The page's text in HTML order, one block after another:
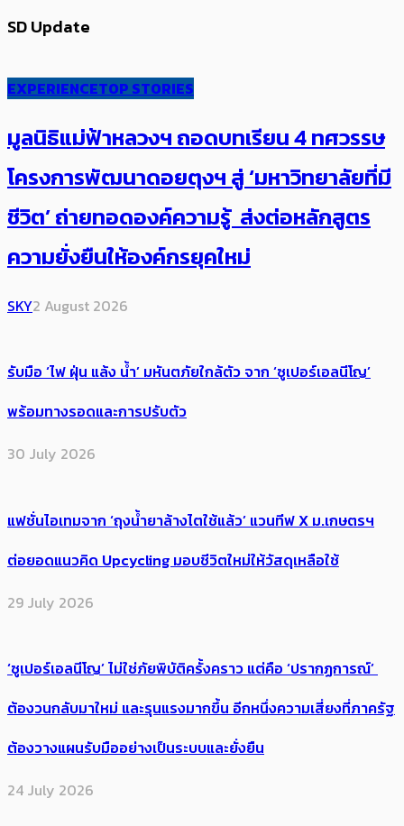
SD Update
EXPERIENCETOP STORIES
มูลนิธิแม่ฟ้าหลวงฯ ถอดบทเรียน 4 ทศวรรษ
โครงการพัฒนาดอยตุงฯ สู่ ‘มหาวิทยาลัยที่มี
ชีวิต’ ถ่ายทอดองค์ความรู้ ส่งต่อหลักสูตร
ความยั่งยืนให้องค์กรยุคใหม่
SKY2 August 2026
รับมือ ‘ไฟ ฝุ่น แล้ง น้ำ’ มหันตภัยใกล้ตัว จาก ‘ซูเปอร์เอลนีโญ’
พร้อมทางรอดและการปรับตัว
30 July 2026
แฟชั่นไอเทมจาก ‘ถุงน้ำยาล้างไตใช้แล้ว’ แวนทีฟ X ม.เกษตรฯ
ต่อยอดแนวคิด Upcycling มอบชีวิตใหม่ให้วัสดุเหลือใช้
29 July 2026
‘ซูเปอร์เอลนีโญ’ ไม่ใช่ภัยพิบัติครั้งคราว แต่คือ ‘ปรากฏการณ์’ ​
ต้อง​วนกลับมาใหม่ และรุนแรงมากขึ้น อีกหนึ่งความเสี่ยงที่ภาครัฐ
ต้องวางแผนรับมืออย่างเป็นระบบและยั่งยืน
24 July 2026